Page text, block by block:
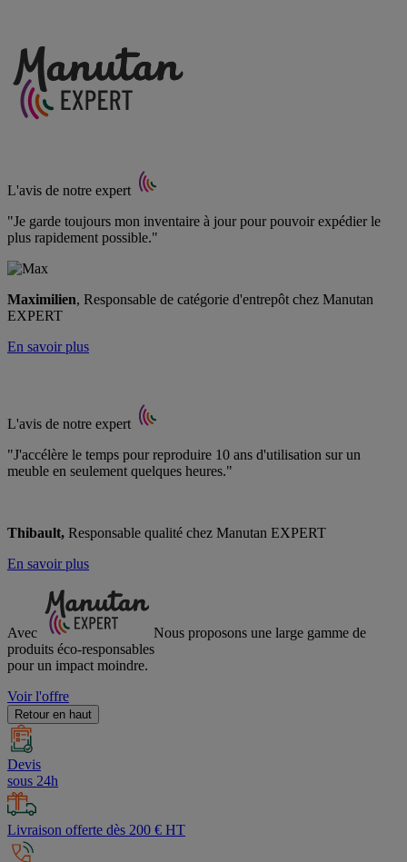
L'avis de notre expert
"Je garde toujours mon inventaire à jour pour pouvoir expédier le
plus rapidement possible."
Maximilien, Responsable de catégorie d'entrepôt chez Manutan
EXPERT
En savoir plus
L'avis de notre expert
"J'accélère le temps pour reproduire 10 ans d'utilisation sur un
meuble en seulement quelques heures."
Thibault, Responsable qualité chez Manutan EXPERT
En savoir plus
Avec
Nous proposons une large gamme de
produits éco-responsables
pour un impact moindre.
Voir l'offre
Retour en haut
Devis
sous 24h
Livraison offerte dès 200 € HT